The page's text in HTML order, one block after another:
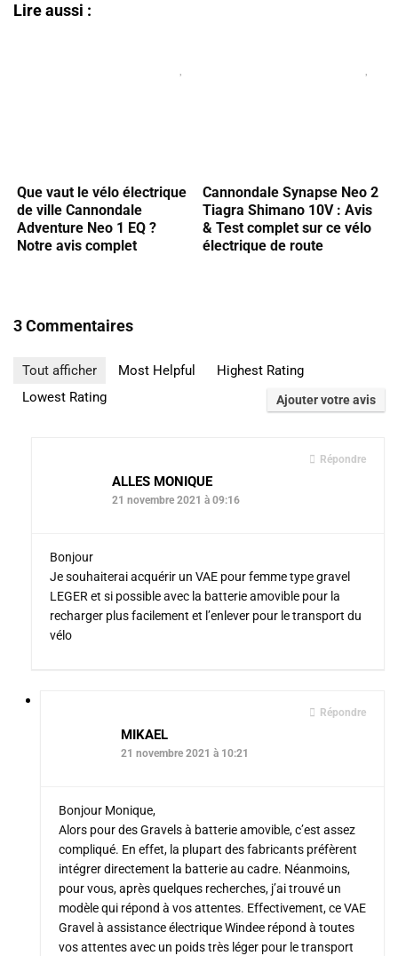
Lire aussi :
Que vaut le vélo électrique
de ville Cannondale
Adventure Neo 1 EQ ?
Notre avis complet
Cannondale Synapse Neo 2
Tiagra Shimano 10V : Avis
& Test complet sur ce vélo
électrique de route
3 Commentaires
Tout afficher Most Helpful
Highest Rating
Lowest Rating
Ajouter votre avis
Répondre
ALLES MONIQUE
21 novembre 2021 à 09:16
Bonjour
Je souhaiterai acquérir un VAE pour femme type gravel
LEGER et si possible avec la batterie amovible pour la
recharger plus facilement et l’enlever pour le transport du
vélo
Répondre
MIKAEL
21 novembre 2021 à 10:21
Bonjour Monique,
Alors pour des Gravels à batterie amovible, c’est assez
compliqué. En effet, la plupart des fabricants préfèrent
intégrer directement la batterie au cadre. Néanmoins,
pour vous, après quelques recherches, j’ai trouvé un
modèle qui répond à vos attentes. Effectivement, ce VAE
Gravel à assistance électrique Windee répond à toutes
vos attentes avec un poids très léger pour le transport